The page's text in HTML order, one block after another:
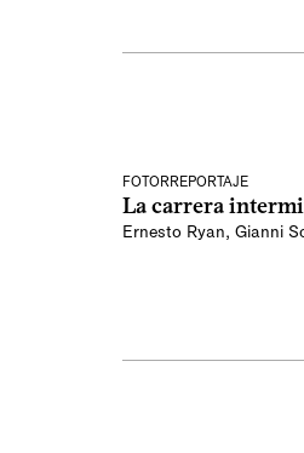
FOTORREPORTAJE
La carrera
Ernesto Ryan, Gianni